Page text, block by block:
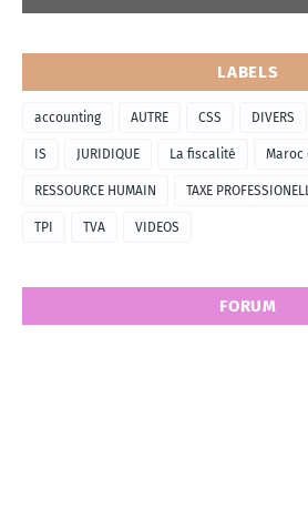
LABELS
accounting AUTRE CSS DIVERS
IS JURIDIQUE La fiscalité Maroc
RESSOURCE HUMAIN TAXE
TPI TVA VIDEOS
FORUM